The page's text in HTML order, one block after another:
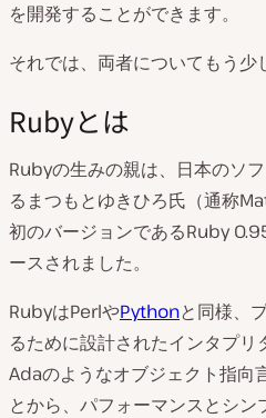
を開発することができます。
それでは、両者についてもう少
Rubyとは
Rubyの生みの親は、日本のソ
るまつもとゆきひろ氏（通称
初のバージョンであるRuby
ースされました。
RubyはPerlやPythonと同様、
るために設計されたインタプリ
Adaのようなオブジェクト指向
とから、パフォーマンスとシ